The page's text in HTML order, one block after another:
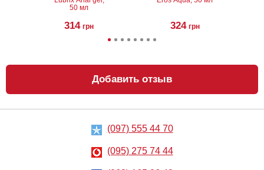
50 мл
314 грн 324 грн
Анальный
лубрикант на
водной основе
Just Glide Anal,
Металлическая
пробка Slash, S
Добавить отзыв
(097) 555 44 70
(095) 275 74 44